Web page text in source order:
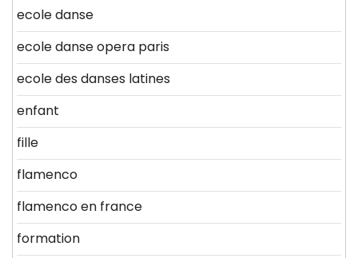
ecole danse
ecole danse opera paris
ecole des danses latines
enfant
fille
flamenco
flamenco en france
formation